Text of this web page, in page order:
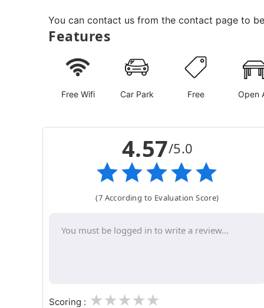
You can contact us from the contact page to
Features
Free Wifi Car Park Free Open
4.57/5.0
(7 According to Evaluation Score)
Scoring : 3
2
1